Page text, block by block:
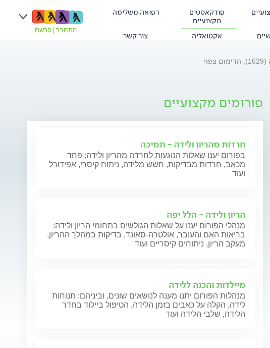
פודקאסטים
מקצועיים
רפואה משלימה
אקטואליה צור קשר
התחבר הרשם
פורומים מקצועיים
חרדות מהריון ולידה - תמיכה
בפורום יענו שאלות הנוגעות לחרדה מהריון ולידה: פחד
מכאב, חרדות מבדיקות, חשש מלידה, ניתוח קיסרי, אפידורל
ועוד
הריון ולידה - הלל יפה
מנהלי הפורום יענו על שאלות הגולשים בתחומי הריון ולידה:
בריאות האם והעובר, אולטרה-סאונד, בדיקות במהלך ההריון,
מעקב הריון, ניתוחים קיסריים ועוד
מיילדות והכנה ללידה
מנהלות הפורום יתנו מענה לנושאים שונים, וביניהם: תנוחות
לידה, הקלה על כאבים בזמן הלידה, הטיפול ביילוד בחדר
הלידה, שלבי הלידה ועוד